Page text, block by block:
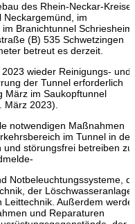
des Rhein-Neckar-
Neckargemünd, im
Branichtunnel Schriesheim
(B) 535 Schwetzingen
betreut es derzeit.
wieder Reinigungs- und
der Tunnel erforderlich
März im Saukopftunnel
März 2023).
notwendigen Maßnahmen
im Tunnel in den
störungsfrei betreiben zu
Notbeleuchtungssysteme,
der
Außerdem
und Reparaturen